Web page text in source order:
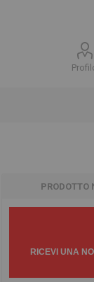
PRODOTTO